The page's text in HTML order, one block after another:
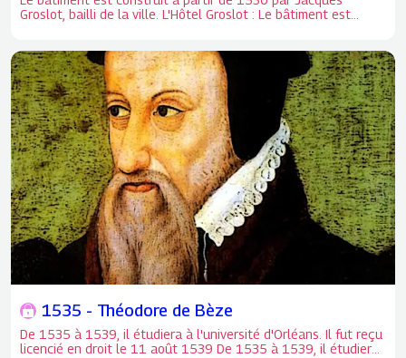
Groslot, bailli de la ville. L'Hôtel Groslot : Le bâtiment est
1535 - Théodore de Bèze
De 1535 à 1539, il étudiera à l'université d'Orléans. Il fut reçu
licencié en droit le 11 août 1539 De 1535 à 1539, il étudiera